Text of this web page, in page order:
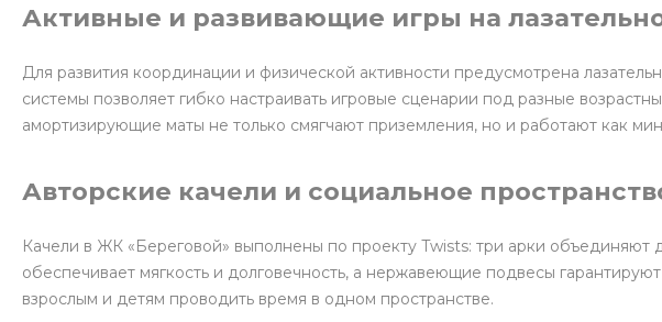
Активные и развивающие игры на
Для развития координации и физической активности предусмотрена
системы позволяет гибко настраивать игровые сценарии под разные
амортизирующие маты не только смягчают приземления, но и работают как
Авторские качели и социальное
Качели в ЖК «Береговой» выполнены по проекту Twists: три арки объединяют
обеспечивает мягкость и долговечность, а нержавеющие подвесы
взрослым и детям проводить время в одном пространстве.